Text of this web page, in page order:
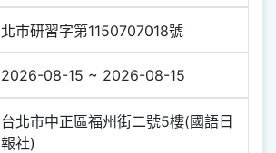
北市研習字第1150707018號
2026-08-15 ~ 2026-08-15
台北市中正區福州街二號5樓(國語日
報社)